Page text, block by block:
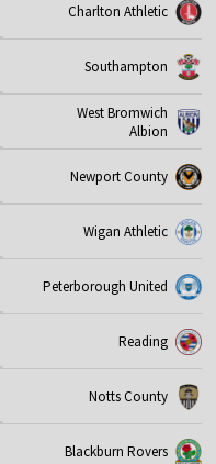
Charlton Athletic
Southampton
West Bromwich
Albion
Newport County
Wigan Athletic
Peterborough United
Reading
Notts County
Blackburn Rovers